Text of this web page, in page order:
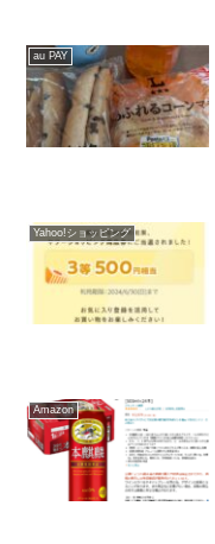
au PAY
Yahoo!ショッピング
Amazon